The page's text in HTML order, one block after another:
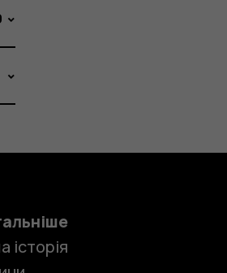
історія